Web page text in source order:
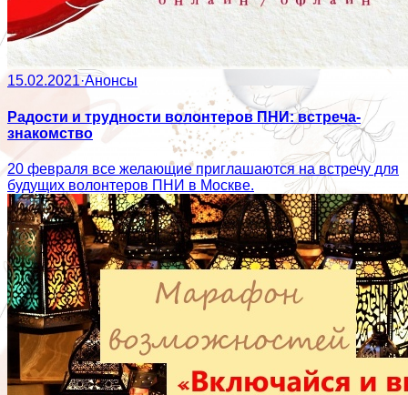
15.02.2021·Анонсы
Радости и трудности волонтеров ПНИ: встреча-
знакомство
20 февраля все желающие приглашаются на встречу для
будущих волонтеров ПНИ в Москве.